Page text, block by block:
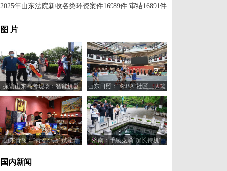
2025年山东法院新收各类环资案件16989件 审结16891件
图 片
探访山东高考现场：智能机器
人“趣味护考”
山东日照：“邻BA”社区三人篮
球赛火热开打
山东青岛：“青春小店”赋能青
济南：千泉竞涌“超长待机”
国内新闻